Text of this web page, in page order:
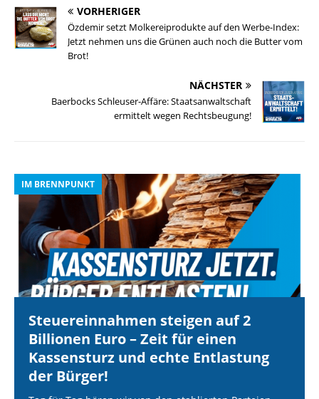
VORHERIGER
Özdemir setzt Molkereiprodukte auf den Werbe-Index:
Jetzt nehmen uns die Grünen auch noch die Butter vom
Brot!
NÄCHSTER
Baerbocks Schleuser-Affäre: Staatsanwaltschaft
ermittelt wegen Rechtsbeugung!
IM BRENNPUNKT
Steuereinnahmen steigen auf 2
Billionen Euro – Zeit für einen
Kassensturz und echte Entlastung
der Bürger!